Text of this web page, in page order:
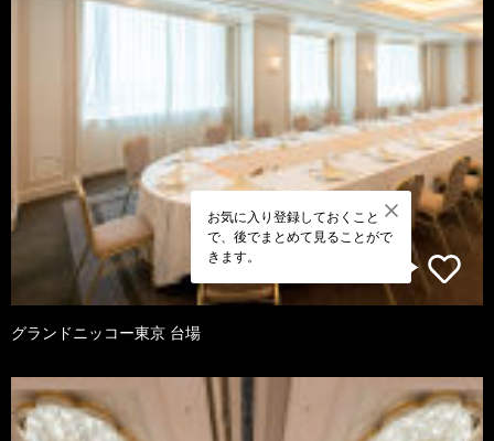
お気に入り登録しておくこと
で、後でまとめて見ることがで
きます。
グランドニッコー東京 台場